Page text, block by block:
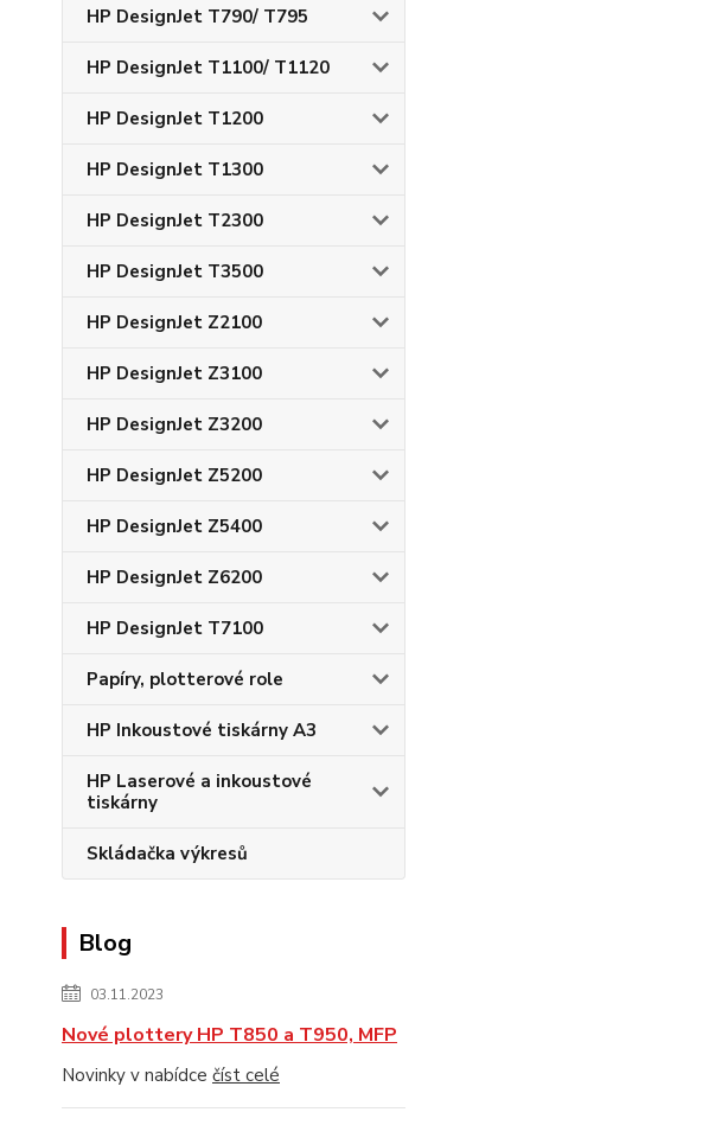
HP DesignJet T790/ T795
HP DesignJet T1100/ T1120
HP DesignJet T1200
HP DesignJet T1300
HP DesignJet T2300
HP DesignJet T3500
HP DesignJet Z2100
HP DesignJet Z3100
HP DesignJet Z3200
HP DesignJet Z5200
HP DesignJet Z5400
HP DesignJet Z6200
HP DesignJet T7100
Papíry, plotterové role
HP Inkoustové tiskárny A3
HP Laserové a inkoustové
tiskárny
Skládačka výkresů
Blog
03.11.2023
Nové plottery HP T850 a T950, MFP
Novinky v nabídce číst celé